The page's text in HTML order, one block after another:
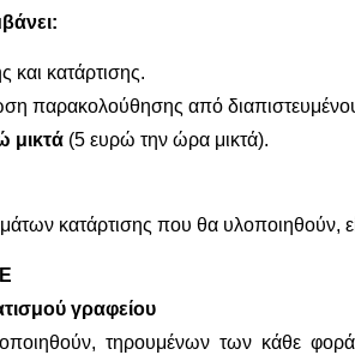
και κατάρτισης.
παρακολούθησης από
μικτά (5 ευρώ την ώρα μικτά).
κατάρτισης που θα υλοποιηθούν,
γραφείου
τηρουμένων των κάθε φορά